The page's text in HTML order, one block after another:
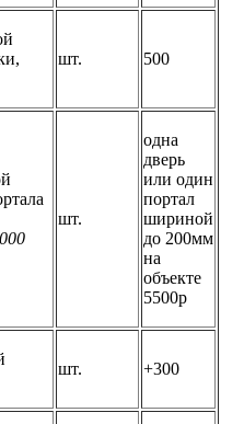
шт. 500
шт.
одна
дверь
или один
портал
шириной
до 200мм
на
объекте
5500р
шт. +300